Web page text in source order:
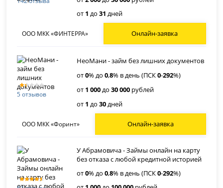
от 1 до31 дней
ООО МКК «ФИНТЕРРА» Онлайн-заявка
5 отзывов
НеоМани - займ без лишних документов
от0% до0,8% в день (ПСК0-292%)
от 1 000до30 000 рублей
от 1 до30дней
ООО МКК «Форинт» Онлайн-заявка
У Абрамовича - Займы онлайн на карту
без отказа с любой кредитной историей
от0% до0,8% в день (ПСК0-292%)